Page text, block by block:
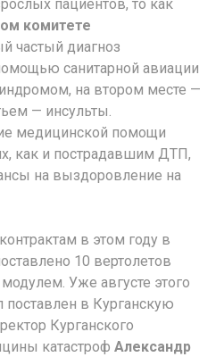
пациентов, то как
комитете
частый диагноз
санитарной авиации
на втором месте —
— инсульты.
медицинской помощи
как и пострадавшим ДТП,
на выздоровление на
в этом году в
10 вертолетов
Уже августе этого
поставлен в Курганскую
Курганского
катастроф Александр